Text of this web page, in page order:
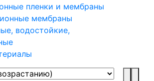
пленки и мембраны
мембраны
водостойкие,